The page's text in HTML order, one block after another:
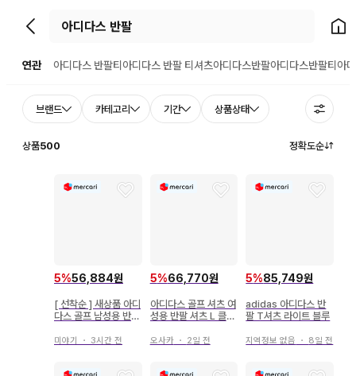
뒤로가기 홈으
연관 아디다스 반팔티 아디다스 반팔 티셔츠아디다스반팔아디다스반팔티 아
브랜드 카테고리 기간 상품상태
상품500 정확도순
5%56,884원
[ 선착순 ] 새상품 아디
다스 골프 남성용 반팔
미야기 ・ 3시간 전
5%66,770원
아디다스 골프 셔츠 여
성용 반팔 셔츠 L 클리
오사카・ 2일 전
5%85,749원
adidas 아디다스 반
팔 T셔츠 라이트 블루
지역정보 없음 ・ 8일 전